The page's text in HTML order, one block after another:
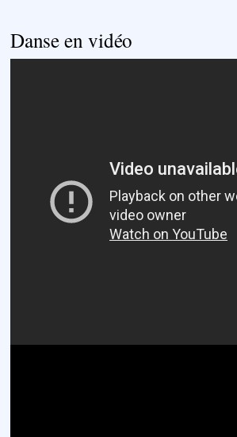
Danse en vidéo